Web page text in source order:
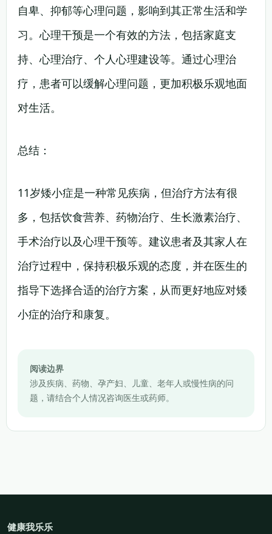
自卑、抑郁等心理问题，影响到其正常生活和学
习。心理干预是一个有效的方法，包括家庭支
持、心理治疗、个人心理建设等。通过心理治
疗，患者可以缓解心理问题，更加积极乐观地面
对生活。
总结：
11岁矮小症是一种常见疾病，但治疗方法有很
多，包括饮食营养、药物治疗、生长激素治疗、
手术治疗以及心理干预等。建议患者及其家人在
治疗过程中，保持积极乐观的态度，并在医生的
指导下选择合适的治疗方案，从而更好地应对矮
小症的治疗和康复。
阅读边界
涉及疾病、药物、孕产妇、儿童、老年人或慢性病的问
题，请结合个人情况咨询医生或药师。
健康我乐乐